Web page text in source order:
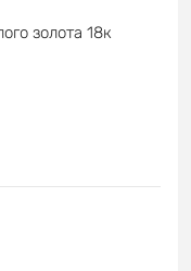
золота 18к